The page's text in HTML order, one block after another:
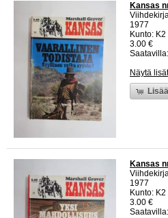
Kansas
1977
Kunto:
3.00 €
Näytä
Kansas
1977
Kunto:
3.00 €